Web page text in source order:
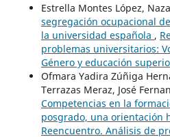
Estrella Montes López,
segregación ocupacional
la universidad española ,
problemas universitarios:
Género y educación
Ofmara Yadira Zúñiga
Terrazas Meraz, José
Competencias en la
posgrado, una orientación
Reencuentro. Análisis de